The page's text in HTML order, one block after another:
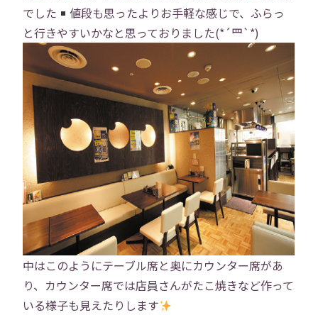
でした
値段も思ったよりお手軽な感じで、ふらっ
と行きやすいかなと思っておりました(*´罒`*)
中はこのようにテーブル席と奥にカウンター席があ
り、カウンター席では店員さんがたこ焼きなど作って
いる様子も見えたりします